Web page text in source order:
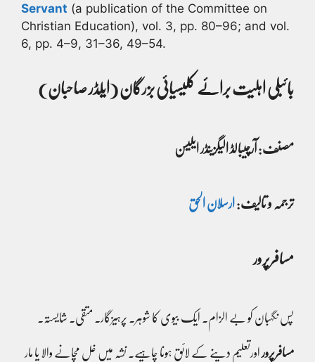
Servant (a publication of the Committee on
Christian Education), vol. 3, pp. 80–96; and vol.
6, pp. 4–9, 31–36, 49–54.
بائبلی اہلیت برائے کلیسیائی بزرگان (ایلڈر صاحبان)
مصنف: آرچیبالڈ الیگزینڈر ایلیسن
ترجمہ و تالیف:ارسلان الحق
مسافرپرور
پس نگہبان کو بے الزام۔ ایک بیوی کا شوہر۔ پرہیزگار۔ متقی۔ شایستہ۔
مسافرپرور اورتعلیم دینے کے لائق ہونا چاہیے۔ نشہ میں غل مچانے والا یا مار